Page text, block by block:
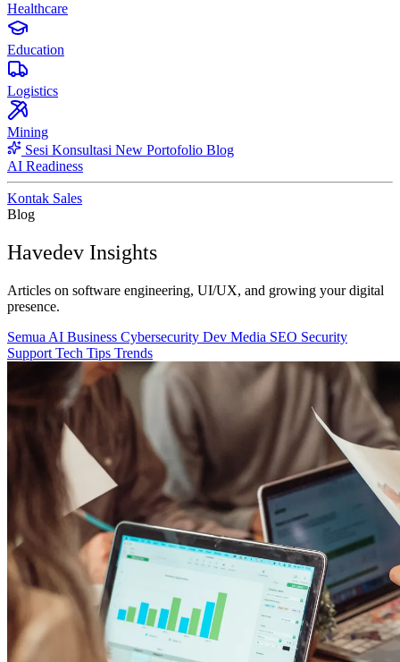
Healthcare
Education
Logistics
Mining
Sesi Konsultasi New Portofolio Blog
AI Readiness
Kontak Sales
Blog
Havedev Insights
Articles on software engineering, UI/UX, and growing your digital
presence.
Semua AI Business Cybersecurity Dev Media SEO Security
Support Tech Tips Trends